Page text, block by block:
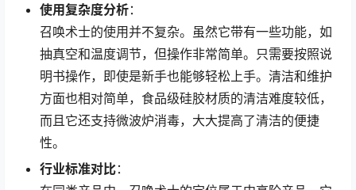
使用复杂度分析：
召唤术士的使用并不复杂。虽然它带有一些功能，如
抽真空和温度调节，但操作非常简单。只需要按照说
明书操作，即使是新手也能够轻松上手。清洁和维护
方面也相对简单，食品级硅胶材质的清洁难度较低，
而且它还支持微波炉消毒，大大提高了清洁的便捷
性。
行业标准对比：